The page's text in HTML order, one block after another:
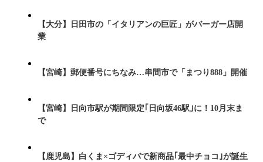
【大分】日田市の「イタリアンの巨匠」がバーガー店開
業
【宮崎】郵便番号にちなみ…串間市で「まつり888」開催
【宮崎】日向市駅が期間限定｢日向坂46駅｣に！10月末ま
で
【鹿児島】白くま×ゴディバで新商品｢最中チョコ｣が誕生